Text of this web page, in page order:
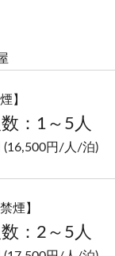
】
：1～5人
(16,500円/人/泊)
煙】
：2～5人